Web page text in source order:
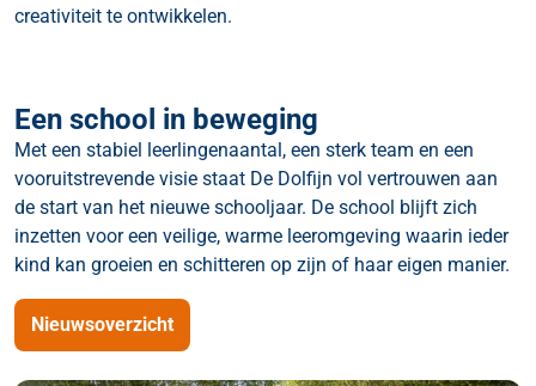
creativiteit te ontwikkelen.
Een school in beweging
Met een stabiel leerlingenaantal, een sterk team en een
vooruitstrevende visie staat De Dolfijn vol vertrouwen aan
de start van het nieuwe schooljaar. De school blijft zich
inzetten voor een veilige, warme leeromgeving waarin ieder
kind kan groeien en schitteren op zijn of haar eigen manier.
Nieuwsoverzicht